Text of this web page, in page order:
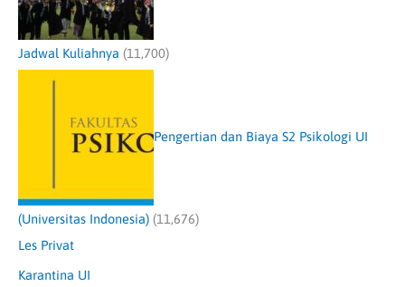
Jadwal Kuliahnya (11,700)
Pengertian dan Biaya S2 Psikologi UI
(Universitas Indonesia) (11,676)
Les Privat
Karantina UI